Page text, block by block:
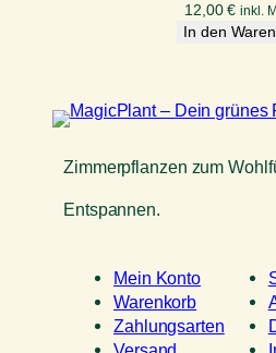
12,00€ inkl.
In den
Zimmerpflanzen zum
Entspannen.
Mein Konto
Warenkorb
Zahlungsarten